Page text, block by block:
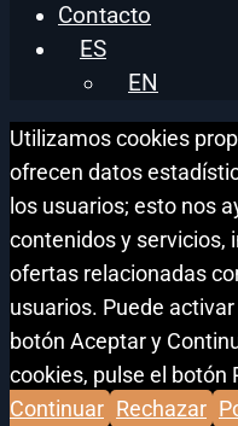
Contacto
ES
EN
Utilizamos cookies
ofrecen datos
los usuarios; esto nos
contenidos y servicios,
ofertas relacionadas
usuarios. Puede
botón Aceptar y
cookies, pulse el botón
Continuar Rechazar